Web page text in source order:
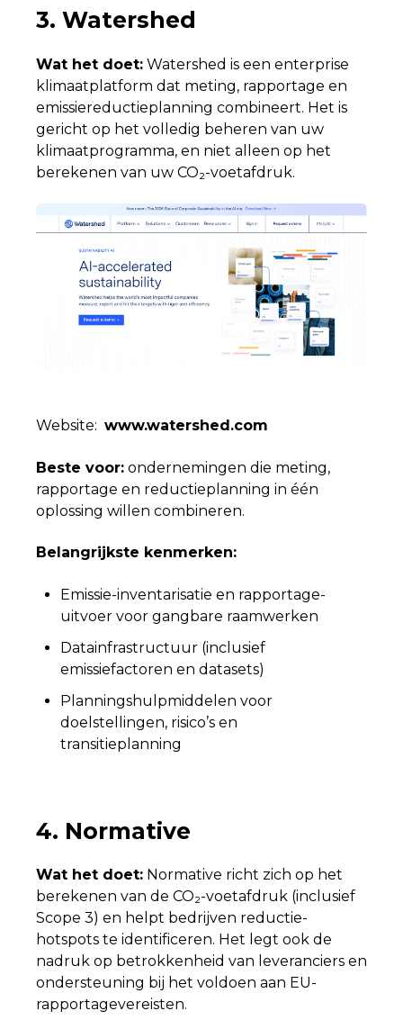
3. Watershed
Wat het doet: Watershed is een enterprise
klimaatplatform dat meting, rapportage en
emissiereductieplanning combineert. Het is
gericht op het volledig beheren van uw
klimaatprogramma, en niet alleen op het
berekenen van uw CO₂-voetafdruk.
Website: www.watershed.com
Beste voor: ondernemingen die meting,
rapportage en reductieplanning in één
oplossing willen combineren.
Belangrijkste kenmerken:
Emissie-inventarisatie en rapportage-
uitvoer voor gangbare raamwerken
Datainfrastructuur (inclusief
emissiefactoren en datasets)
Planningshulpmiddelen voor
doelstellingen, risico’s en
transitieplanning
4. Normative
Wat het doet: Normative richt zich op het
berekenen van de CO₂-voetafdruk (inclusief
Scope 3) en helpt bedrijven reductie-
hotspots te identificeren. Het legt ook de
nadruk op betrokkenheid van leveranciers en
ondersteuning bij het voldoen aan EU-
rapportagevereisten.